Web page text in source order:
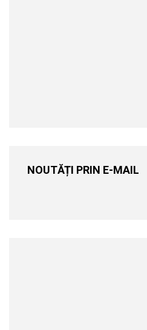
NOUTĂȚI PRIN E-MAIL